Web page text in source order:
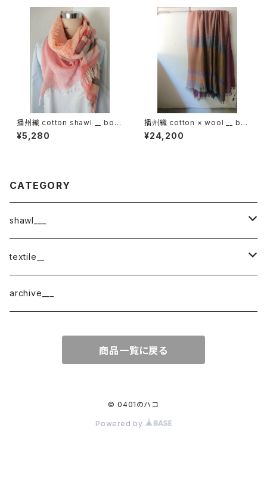
播州織 cotton shawl __ bord
er 160 夕映w
¥5,280
播州織 cotton × wool __ bor
der 220-120 秋麗GK
¥24,200
CATEGORY
shawl___
cotton
border
cotton × wool
textile__
織物
archive___
商品一覧に戻る
© 0401のハコ
Powered by